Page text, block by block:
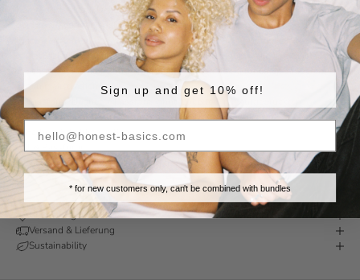
Komfort im Alltag. Der Stoff ist jetzt dicker und strapazierfähiger, während
der Preis niedriger ist als zuvor!
65% Bio-Baumwolle, 30% recycelte Baumwolle, 5% Elastan.
Schnitt:Schlichter Bund ohne sichtbares Branding für einen sauberen,
minimalistischen Look.
: Bequeme Passform ohne Etiketten, mit aufgedruckten
Pflegehinweisen auf der Innenseite für maximalen Komfort.
Farben: Erhältlich in Schwarz.
Stil & Passform
DasModelist 188 cm groß und trägt Größe M in Schwarz.
Bewertungen
Versand & Lieferung
Sustainability
Sign up and get 10% off!
* for new customers only, can't be combined with bundles